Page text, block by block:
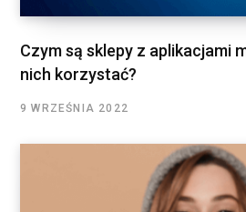
Czym są sklepy z aplikacjami
nich korzystać?
9 WRZEŚNIA 2022